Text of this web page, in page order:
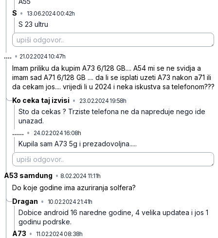
S • 13.06.2024 00:42h
S 23 ultru
.... • 21.02.2024 10:47h
Imam priliku da kupim A73 6/128 GB.... A54 mi se ne svidja a
imam sad A71 6/128 GB .... da li se isplati uzeti A73 nakon a71 ili
da cekam jos.... vrijedi li u 2024 i neka iskustva sa telefonom???
Ko ceka taj izvisi • 23.02.2024 19:58h
Sto da cekas ? Trziste telefona ne da napreduje nego ide
unazad.
...... • 24.02.2024 16:08h
Kupila sam A73 5g i prezadovoljna.....
A53 samdung • 8.02.2024 11:11h
Do koje godine ima azuriranja solfera?
Dragan • 10.02.2024 21:41h
Dobice android 16 naredne godine, 4 velika updatea i jos 1
godinu podrske.
A73 • 11.02.2024 08:38h